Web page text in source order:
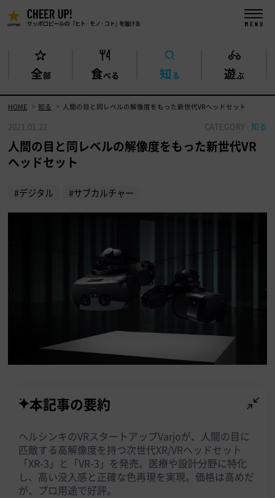
全部 食べる 知る 遊ぶ
HOME 知る 人間の目と同レベルの解像度をもった新世代VRヘッドセット
2021.01.22 CATEGORY : 知る
人間の目と同レベルの解像度をもった新世代VR
ヘッドセット
#デジタル #サブカルチャー
本記事の要約
ヘルシンキのVRスタートアップVarjoが、人間の目に
匹敵する高解像度を持つ次世代XR/VRヘッドセット
「XR-3」と「VR-3」を発売。医療や設計分野に特化
し、高い没入感と正確な色再現を実現。価格は高めだ
が、プロ用途で好評。